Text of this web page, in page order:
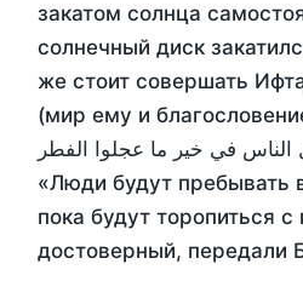
закатом солнца
солнечный диск
же стоит совершать
(мир ему и
الناس في خير ما عجلوا الفطر
«Люди будут пребывать
пока будут торопиться
достоверный, передали